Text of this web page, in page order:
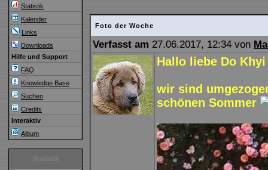
Statistik
Kalender
Links
Downloads
Hilfe und Support
FAQ
Knowledge Base
Suchen
Credits
Interaktiv
Album
Foto der Woche
Verfasst am 27.06.2017, 12:34 von
Hallo liebe Do
wir sind
schönen Sommer